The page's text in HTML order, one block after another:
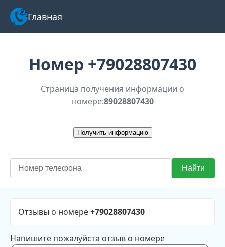
Главная
Номер +79028807430
Страница получения информации о
номере:89028807430
Отзывы о номере+79028807430
Напишите пожалуйста отзыв о номере